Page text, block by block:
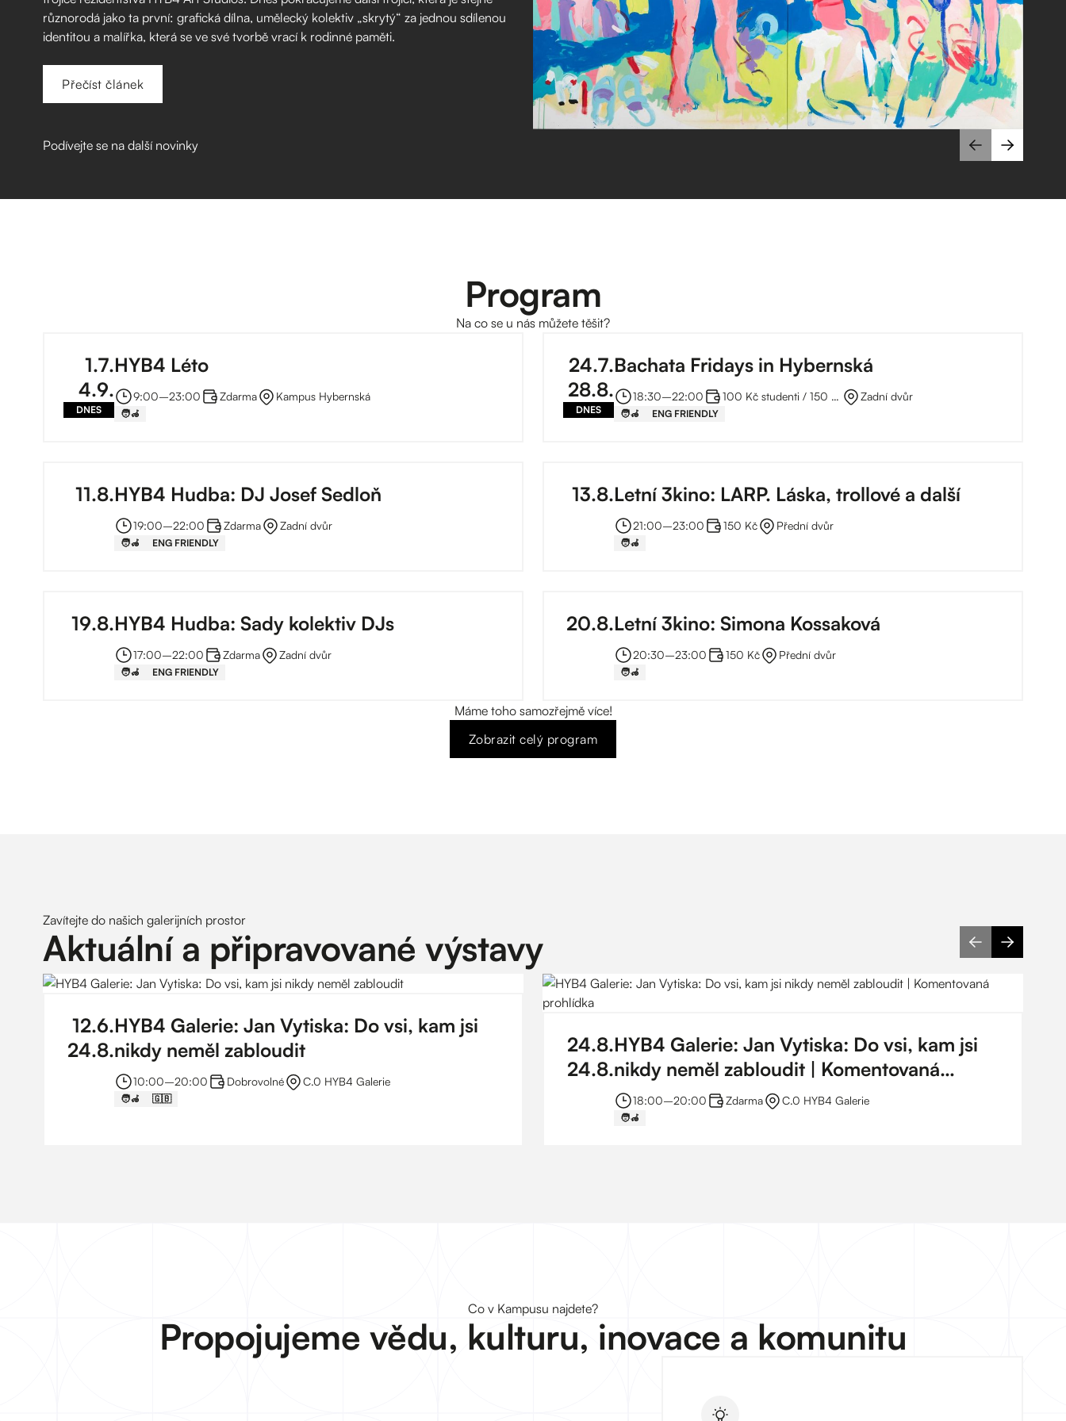
různorodá jako ta první: grafická dílna, umělecký kolektiv „skrytý“ za jednou sdílenou
identitou a malířka, která se ve své tvorbě vrací k rodinné paměti.
Přečíst článek
Podívejte se na další novinky
Program
Na co se u nás můžete těšit?
1.7.
4.9.
DNES
HYB4 Léto
9:00–⁠23:00 Zdarma Kampus Hybernská
🧑‍🦽
24.7.
28.8.
DNES
Bachata Fridays in Hybernská
18:30–⁠22:00 100 Kč studenti / 150 Kč plné za lekci Zadní dvůr
🧑‍🦽 ENG FRIENDLY
11.8.HYB4 Hudba: DJ Josef Sedloň
19:00–⁠22:00 Zdarma Zadní dvůr
🧑‍🦽 ENG FRIENDLY
13.8.Letní 3kino: LARP. Láska, trollové a další
21:00–⁠23:00 150 Kč Přední dvůr
🧑‍🦽
19.8.HYB4 Hudba: Sady kolektiv DJs
17:00–⁠22:00 Zdarma Zadní dvůr
🧑‍🦽 ENG FRIENDLY
20.8.Letní 3kino: Simona Kossaková
20:30–⁠23:00 150 Kč Přední dvůr
🧑‍🦽
Máme toho samozřejmě více!
Zobrazit celý program
Zavítejte do našich galerijních prostor
Aktuální a připravované výstavy
12.6.
24.8.
HYB4 Galerie: Jan Vytiska: Do vsi, kam jsi
nikdy neměl zabloudit
10:00–⁠20:00 Dobrovolné C.0 HYB4 Galerie
🧑‍🦽 🇬🇧
24.8.
24.8.
HYB4 Galerie: Jan Vytiska: Do vsi, kam jsi
nikdy neměl zabloudit | Komentovaná
prohlídka
18:00–⁠20:00 Zdarma C.0 HYB4 Galerie
🧑‍🦽
Co v Kampusu najdete?
Propojujeme vědu, kulturu, inovace a komunitu